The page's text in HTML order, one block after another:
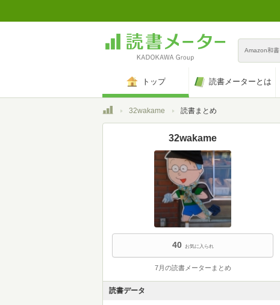
Amazon和書
トップ 読書メーターとは
トップ32wakame 読書まとめ
32wakame
40 お気に入られ
7月の読書メーターまとめ
読書データ